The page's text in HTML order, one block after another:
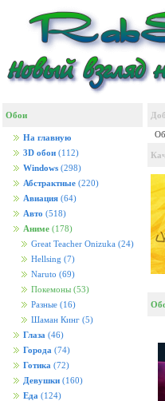
Обои
На главную
3D обои (112)
Windows (298)
Абстрактные (220)
Авиация (64)
Авто (518)
Аниме (178)
Great Teacher Onizuka (24)
Hellsing (7)
Naruto (69)
Покемоны (53)
Разные (16)
Шаман Кинг (5)
Глаза (46)
Города (74)
Готика (72)
Девушки (160)
Еда (124)